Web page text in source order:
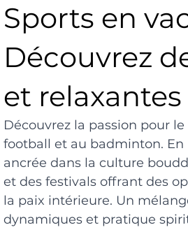
Sports en
Découvrez
et relaxantes
Découvrez la passion pour
football et au badminton.
ancrée dans la culture
et des festivals offrant des
la paix intérieure. Un
dynamiques et pratique